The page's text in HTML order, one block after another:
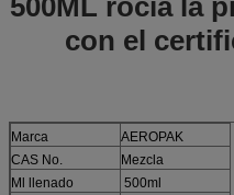
con el
Marca
AEROPAK
CAS No.
Mezcla
Ml llenado
500ml